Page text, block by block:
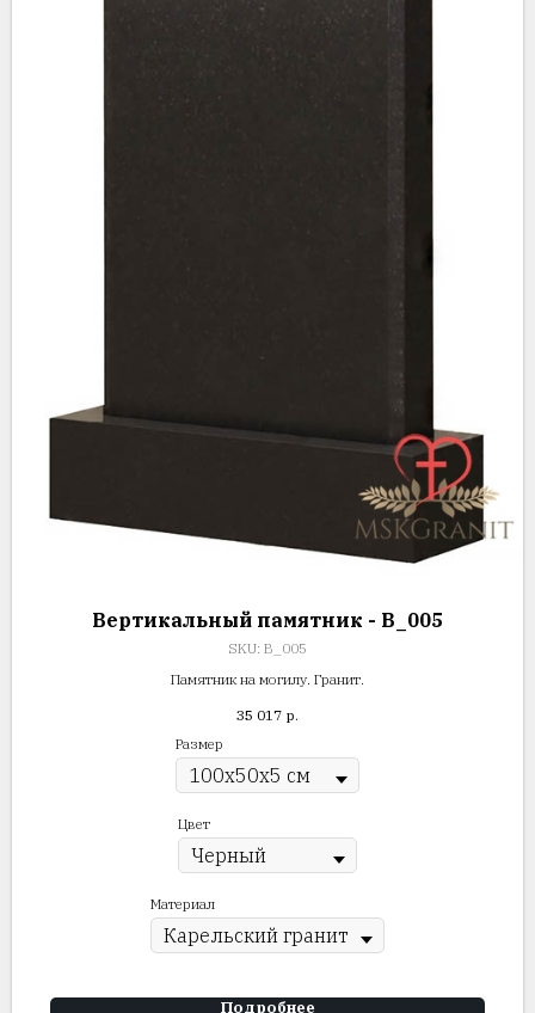
Вертикальный памятник - В_005
SKU: В_005
Памятник на могилу. Гранит.
35 017 р.
Размер
Цвет
Материал
Подробнее